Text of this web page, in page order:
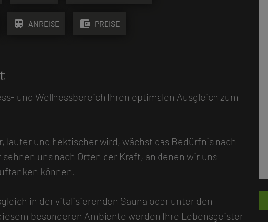
train ANREISE account_balance_wallet PREISE
und Wellnessbereich Ihren optimalen Ausgleich zum
lauter und hektischer wird, wächst das Bedürfnis nach
uns nach Orten der Kraft, an denen wir uns
können.
in der vitalisierenden Sauna oder unter den
besonderen Ambiente werden Ihre Lebensgeister